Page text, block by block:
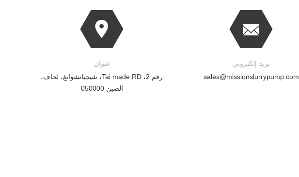
بريد إلكتروني
sales@missionslurrypump.com
عنوان
رقم 2، Tai made RD، شيجياتشوانغ، لحاف،
الصين 050000